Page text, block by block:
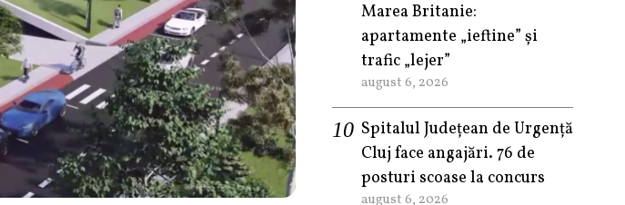
Marea Britanie:
apartamente „ieftine” și
trafic „lejer”
august 6, 2026
Spitalul Județean de Urgență
Cluj face angajări. 76 de
posturi scoase la concurs
august 6, 2026